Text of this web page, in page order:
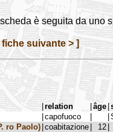
è seguita da uno
fiche suivante > ]
|relation |âge |
|capofuoco | |
ro Paolo) |coabitazione | 12 |